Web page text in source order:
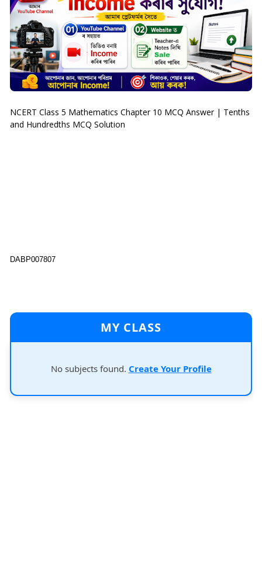
NCERT Class 5 Mathematics Chapter 10 MCQ Answer | Tenths
and Hundredths MCQ Solution
DABP007807
MY CLASS
No subjects found. Create Your Profile